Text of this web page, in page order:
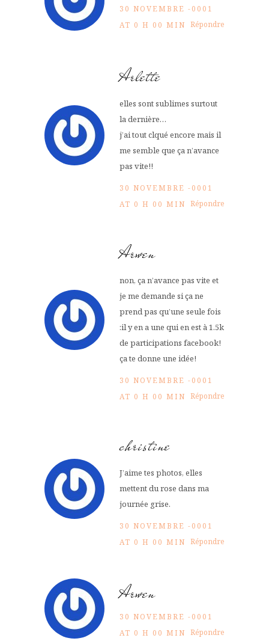
30 NOVEMBRE -0001
AT 0 H 00 MIN Répondre
Arlette
elles sont sublimes surtout
la dernière…
j’ai tout clqué encore mais il
me semble que ça n’avance
pas vite!!
30 NOVEMBRE -0001
AT 0 H 00 MIN Répondre
Arwen
non, ça n’avance pas vite et
je me demande si ça ne
prend pas qu’une seule fois
:il y en a une qui en est à 1.5k
de participations facebook!
ça te donne une idée!
30 NOVEMBRE -0001
AT 0 H 00 MIN Répondre
christine
J’aime tes photos, elles
mettent du rose dans ma
journée grise.
30 NOVEMBRE -0001
AT 0 H 00 MIN Répondre
Arwen
30 NOVEMBRE -0001
AT 0 H 00 MIN Répondre